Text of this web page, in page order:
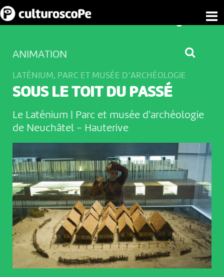
ANIMATION
LATÉNIUM, PARC ET MUSÉE D’ARCHÉOLOGIE
SOUS LE TOIT DU PASSÉ
Le Laténium | Parc et musée d'archéologie
de Neuchâtel - Hauterive